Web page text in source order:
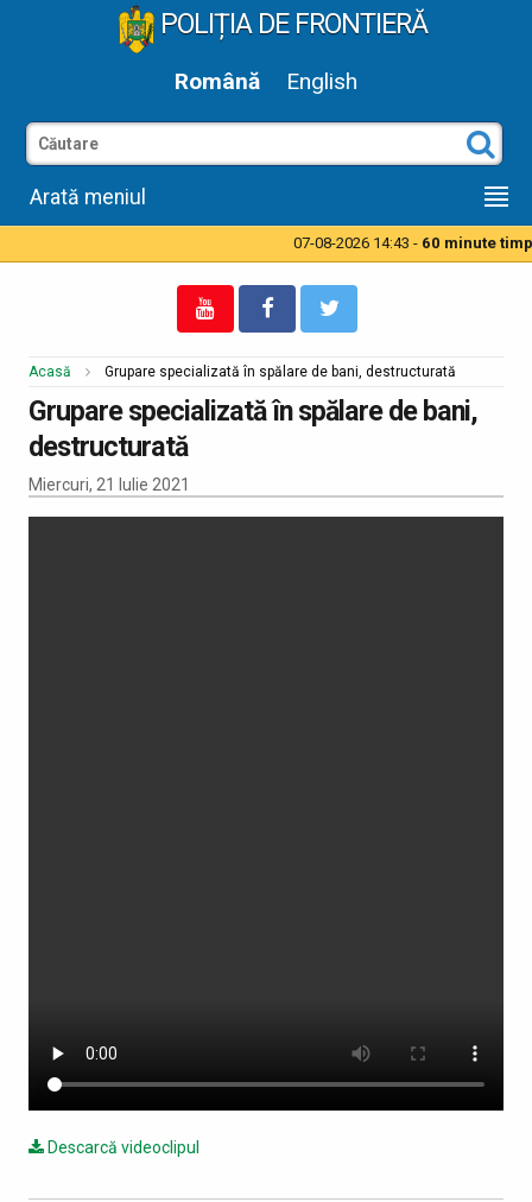
POLIȚIA DE FRONTIERĂ
Română English
Arată meniul
07-08-2026 14:43 -60 minute timp
Acasă Grupare specializată în spălare de bani, destructurată
Grupare specializată în spălare de bani,
destructurată
Miercuri, 21 Iulie 2021
Descarcă videoclipul